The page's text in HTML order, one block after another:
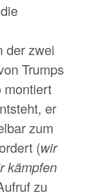
der zwei
Trumps
montiert
er
zum
(wir
kämpfen
zu